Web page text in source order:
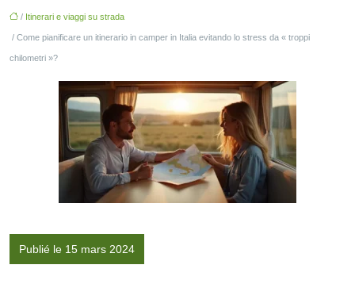
/ Itinerari e viaggi su strada
/ Come pianificare un itinerario in camper in Italia evitando lo stress da « troppi
chilometri »?
Publié le 15 mars 2024